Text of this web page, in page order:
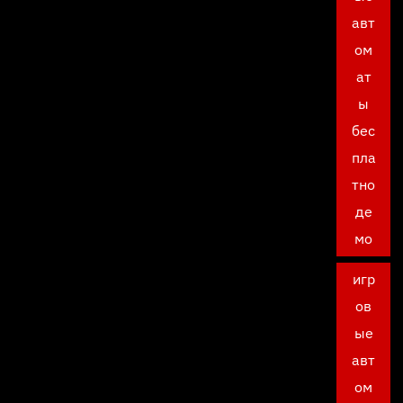
авт
ом
ат
ы
бес
пла
тно
де
мо
игр
ов
ые
авт
ом